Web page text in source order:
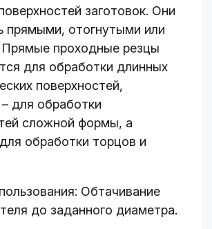
заготовок. Они
прямыми, отогнутыми или
проходные резцы
для обработки длинных
поверхностей,
для обработки
сложной формы, а
обработки торцов и
Обтачивание
до заданного диаметра.